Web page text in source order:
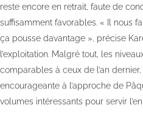
reste encore en retrait, faute de
suffisamment favorables. « Il nous
ça pousse davantage », précise
l’exploitation. Malgré tout, les
comparables à ceux de l’an
encourageante à l’approche de
volumes intéressants pour servir